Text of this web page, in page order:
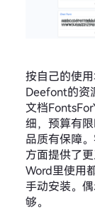
按自己的使
Deefont的资
文档
细，预算有
品质有保障
方面提供了
Word里使用
手动安装。
够。